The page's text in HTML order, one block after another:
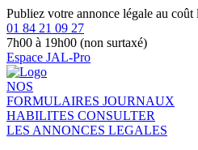
Publiez votre annonce légale au coût
01 84 21 09 27
7h00 à 19h00 (non surtaxé)
Espace JAL-Pro
NOS
FORMULAIRES JOURNAUX
HABILITES CONSULTER
LES ANNONCES LEGALES